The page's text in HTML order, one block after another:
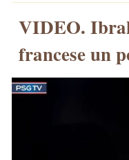
VIDEO.
francese un